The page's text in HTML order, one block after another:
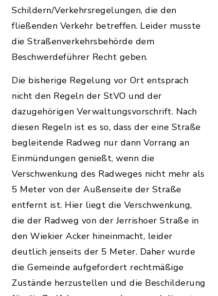
Schildern/Verkehrsregelungen, die den
fließenden Verkehr betreffen. Leider musste
die Straßenverkehrsbehörde dem
Beschwerdeführer Recht geben.
Die bisherige Regelung vor Ort entsprach
nicht den Regeln der StVO und der
dazugehörigen Verwaltungsvorschrift. Nach
diesen Regeln ist es so, dass der eine Straße
begleitende Radweg nur dann Vorrang an
Einmündungen genießt, wenn die
Verschwenkung des Radweges nicht mehr als
5 Meter von der Außenseite der Straße
entfernt ist. Hier liegt die Verschwenkung,
die der Radweg von der Jerrishoer Straße in
den Wiekier Acker hineinmacht, leider
deutlich jenseits der 5 Meter. Daher wurde
die Gemeinde aufgefordert rechtmäßige
Zustände herzustellen und die Beschilderung